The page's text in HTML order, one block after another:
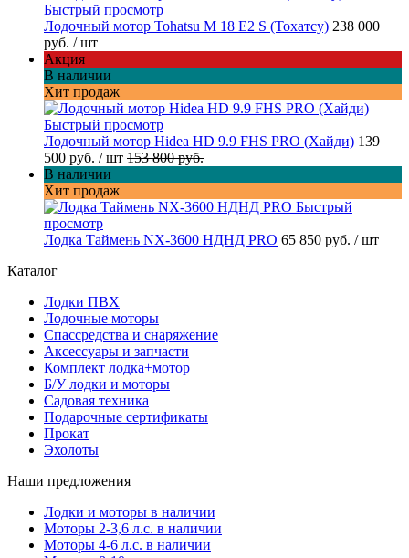
Быстрый просмотр
Лодочный мотор Tohatsu M 18 E2 S (Тохатсу) 238 000
руб. / шт
Акция
В наличии
Хит продаж
Быстрый просмотр
Лодочный мотор Hidea HD 9.9 FHS PRO (Хайди) 139
500 руб. / шт 153 800 руб.
В наличии
Хит продаж
Быстрый
просмотр
Лодка Таймень NX-3600 НДНД PRO 65 850 руб. / шт
Каталог
Лодки ПВХ
Лодочные моторы
Спассредства и снаряжение
Аксессуары и запчасти
Комплект лодка+мотор
Б/У лодки и моторы
Садовая техника
Подарочные сертификаты
Прокат
Эхолоты
Наши предложения
Лодки и моторы в наличии
Моторы 2-3,6 л.с. в наличии
Моторы 4-6 л.с. в наличии